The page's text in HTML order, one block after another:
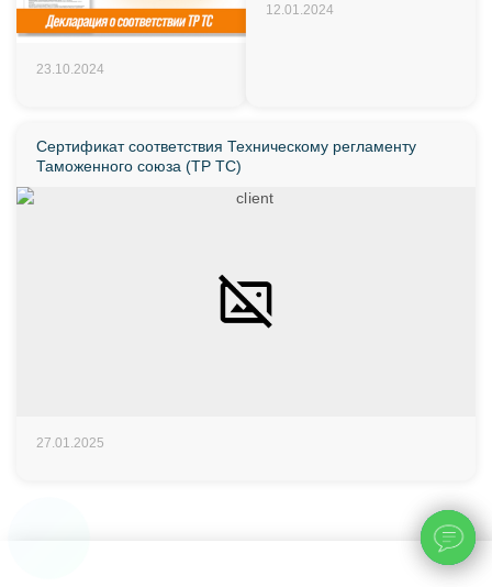
23.10.2024
12.01.2024
Сертификат соответствия Техническому регламенту
Таможенного союза (ТР ТС)
27.01.2025